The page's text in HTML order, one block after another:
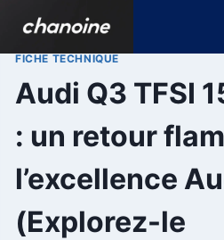
contenu
FICHE TECHNIQUE
Audi Q3 TFSI
: un retour
l’excellence
(Explorez-le